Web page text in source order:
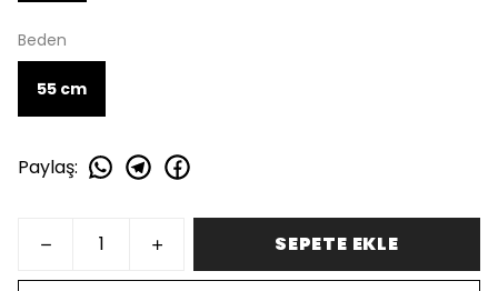
Beden
55 cm
Paylaş:
SEPETE EKLE